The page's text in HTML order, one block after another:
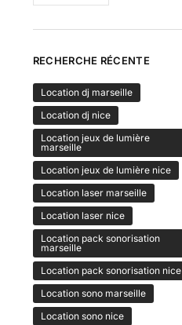
RECHERCHE RÉCENTE
Location dj marseille
Location dj nice
Location jeux de lumière
marseille
Location jeux de lumière nice
Location laser marseille
Location laser nice
Location pack sonorisation
marseille
Location pack sonorisation nice
Location sono marseille
Location sono nice